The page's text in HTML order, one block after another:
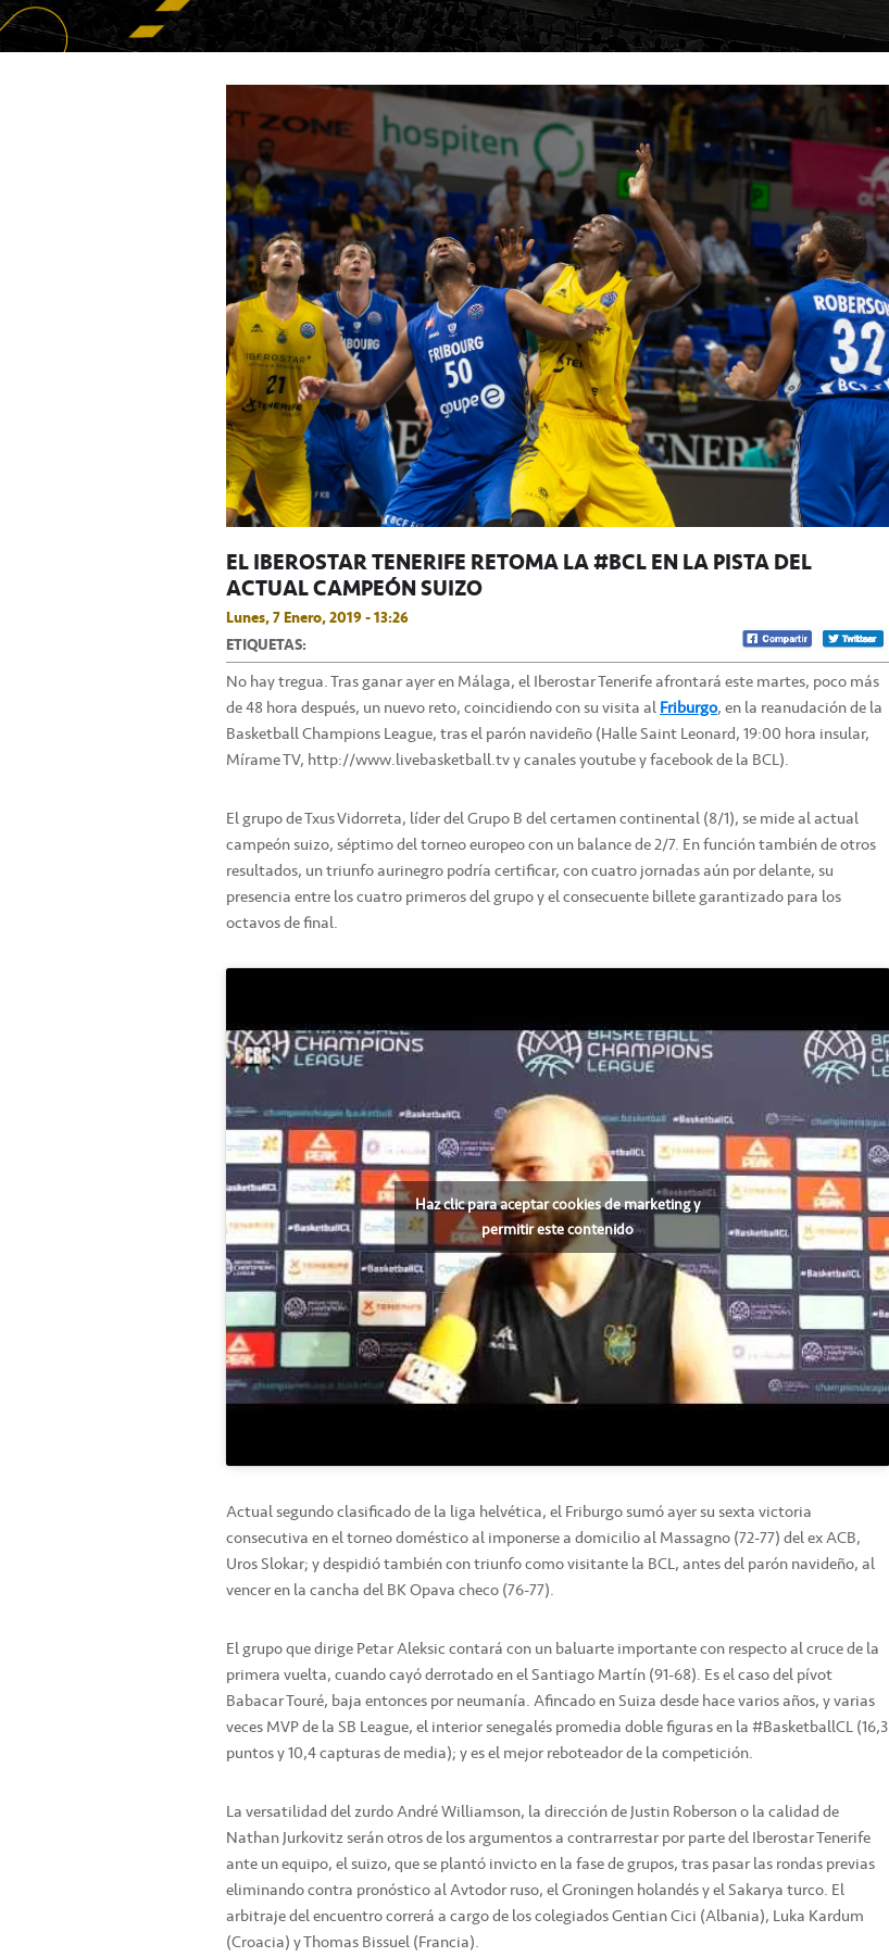
EL IBEROSTAR TENERIFE RETOMA LA #BCL EN LA PISTA DEL
ACTUAL CAMPEÓN SUIZO
Lunes, 7 Enero, 2019 - 13:26
ETIQUETAS:
No hay tregua. Tras ganar ayer en Málaga, el Iberostar Tenerife afrontará este martes, poco más
de 48 hora después, un nuevo reto, coincidiendo con su visita alFriburgo, en la reanudación de la
Basketball Champions League, tras el parón navideño (Halle Saint Leonard, 19:00 hora insular,
Mírame TV, http://www.livebasketball.tv y canales youtube y facebook de la BCL).
El grupo de Txus Vidorreta, líder del Grupo B del certamen continental (8/1), se mide al actual
campeón suizo, séptimo del torneo europeo con un balance de 2/7. En función también de otros
resultados, un triunfo aurinegro podría certificar, con cuatro jornadas aún por delante, su
presencia entre los cuatro primeros del grupo y el consecuente billete garantizado para los
octavos de final.
Haz clic para aceptar cookies de marketing y
permitir este contenido
Actual segundo clasificado de la liga helvética, el Friburgo sumó ayer su sexta victoria
consecutiva en el torneo doméstico al imponerse a domicilio al Massagno (72-77) del ex ACB,
Uros Slokar; y despidió también con triunfo como visitante la BCL, antes del parón navideño, al
vencer en la cancha del BK Opava checo (76-77).
El grupo que dirige Petar Aleksic contará con un baluarte importante con respecto al cruce de la
primera vuelta, cuando cayó derrotado en el Santiago Martín (91-68). Es el caso del pívot
Babacar Touré, baja entonces por neumanía. Afincado en Suiza desde hace varios años, y varias
veces MVP de la SB League, el interior senegalés promedia doble figuras en la #BasketballCL (16,3
puntos y 10,4 capturas de media); y es el mejor reboteador de la competición.
La versatilidad del zurdo André Williamson, la dirección de Justin Roberson o la calidad de
Nathan Jurkovitz serán otros de los argumentos a contrarrestar por parte del Iberostar Tenerife
ante un equipo, el suizo, que se plantó invicto en la fase de grupos, tras pasar las rondas previas
eliminando contra pronóstico al Avtodor ruso, el Groningen holandés y el Sakarya turco. El
arbitraje del encuentro correrá a cargo de los colegiados Gentian Cici (Albania), Luka Kardum
(Croacia) y Thomas Bissuel (Francia).